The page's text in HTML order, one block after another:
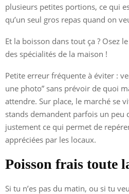
plusieurs petites portions, ce qui
qu’un seul gros repas quand on
Et la boisson dans tout ça ? Osez le
des spécialités de la maison !
Petite erreur fréquente à éviter :
une photo” sans prévoir de quoi
attendre. Sur place, le marché se
stands demandent parfois un peu
justement ce qui permet de
appréciées par les locaux.
Poisson frais toute
Si tu n’es pas du matin, ou si tu